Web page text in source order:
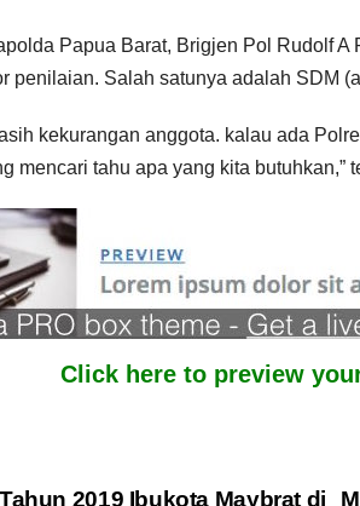
Papua Barat, Brigjen Pol Rudolf
penilaian. Salah satunya adalah SDM
kekurangan anggota. kalau ada
mencari tahu apa yang kita butuhkan,”
Click here to preview
2019 Ibukota Maybrat di